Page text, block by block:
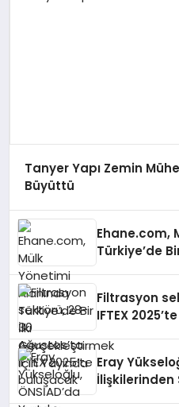
Tanyer Yapı Zemin
Büyüttü
Ehane.com,
Türkiye’de
Filtrasyon
IFTEX
Eray
İlişkilerinden